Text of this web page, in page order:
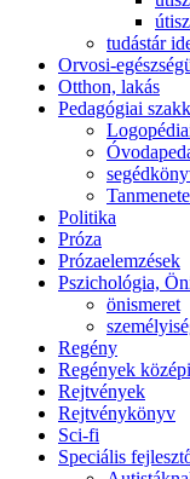
tudástár
Orvosi-
Otthon, lakás
Pedagógiai
Politika
Próza
Prózaelemzések
Pszichológia,
önismeret
Regény
Regények
Rejtvények
Rejtvénykönyv
Sci-fi
Speciális